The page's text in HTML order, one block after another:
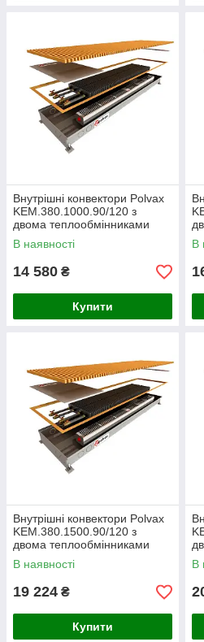
Внутрішні конвектори Polvax
KEM.380.1000.90/120 з
двома теплообмінниками
В наявності
14 580 ₴
Купити
В
Внутрішні конвектори Polvax
KEM.380.1500.90/120 з
двома теплообмінниками
В наявності
19 224 ₴
Купити
В